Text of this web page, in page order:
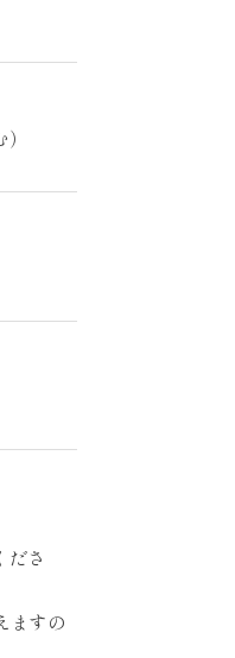
ださ
ますの